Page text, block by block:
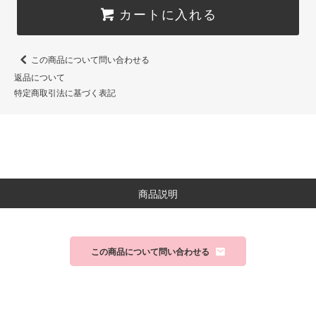
カートに入れる
この商品について問い合わせる
返品について
特定商取引法に基づく表記
商品説明
この商品について問い合わせる